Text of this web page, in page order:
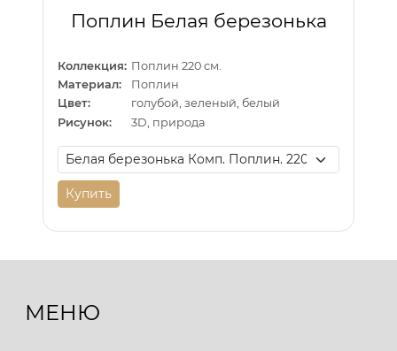
Поплин Белая березонька
Коллекция: Поплин 220 см.
Материал:
Поплин
Цвет:
голубой, зеленый, белый
Рисунок:
3D, природа
Купить
МЕНЮ